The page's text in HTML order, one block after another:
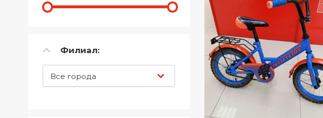
Филиал:
Все города